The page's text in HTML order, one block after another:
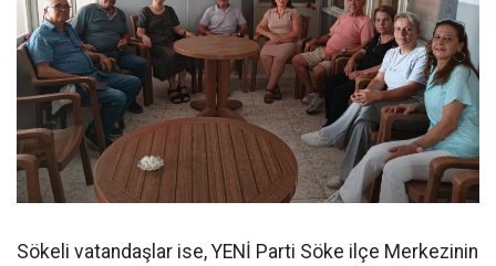
Sökeli vatandaşlar ise, YENİ Parti Söke ilçe Merkezinin